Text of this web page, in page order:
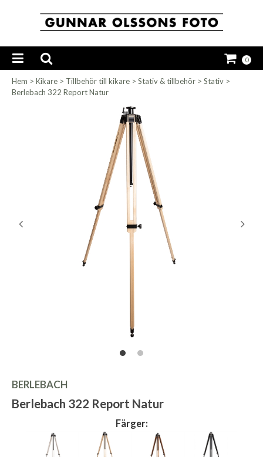
0
Hem > Kikare > Tillbehör till kikare > Stativ & tillbehör > Stativ >
Berlebach 322 Report Natur
BERLEBACH
Berlebach 322 Report Natur
Färger: